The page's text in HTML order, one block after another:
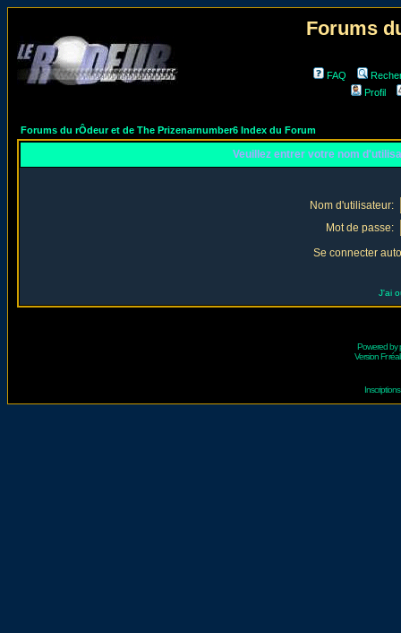
Forums
FAQ
Profil
Forums du rÔdeur et de The Prizenarnumber6 Index du Forum
Veuillez entrer votre nom
Nom d'utilisateur:
Mot de passe:
Se connecter
J'ai
Powered by
Version Fr